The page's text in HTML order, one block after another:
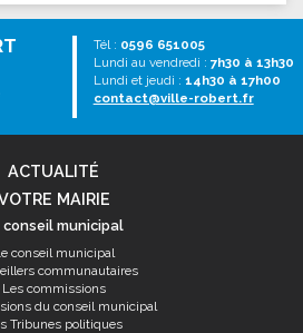
Tél : 0596 651005
Lundi au vendredi : 7h30 à 13h30
Lundi et jeudi : 14h30 à 17h00
contact@ville-robert.fr
ACTUALITÉ
MAIRIE
conseil municipal
conseil municipal
communautaires
Les commissions
du conseil municipal
Tribunes politiques